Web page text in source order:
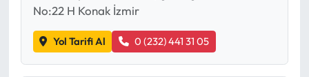
No:22 H Konak İzmir
Yol Tarifi Al 0 (232) 441 31 05